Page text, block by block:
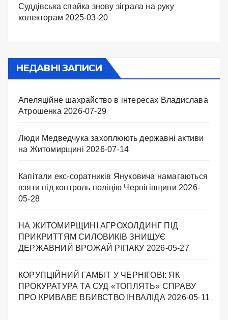
Суддівська спайка знову зіграла на руку
колекторам 2025-03-20
НЕДАВНІ ЗАПИСИ
Апеляційне шахрайство в інтересах Владислава
Атрошенка 2026-07-29
Люди Медведчука захоплюють державні активи
на Житомирщині 2026-07-14
Капітали екс-соратників Януковича намагаються
взяти під контроль поліцію Чернігівщини 2026-
05-28
НА ЖИТОМИРЩИНІ АГРОХОЛДИНГ ПІД
ПРИКРИТТЯМ СИЛОВИКІВ ЗНИЩУЄ
ДЕРЖАВНИЙ ВРОЖАЙ РІПАКУ ​ 2026-05-27
КОРУПЦІЙНИЙ ГАМБІТ У ЧЕРНІГОВІ: ЯК
ПРОКУРАТУРА ТА СУД «ТОПЛЯТЬ» СПРАВУ
ПРО КРИВАВЕ ВБИВСТВО ІНВАЛІДА 2026-05-11